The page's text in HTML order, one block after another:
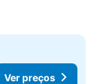
Ver preços